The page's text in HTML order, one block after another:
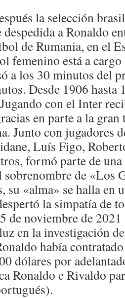
la selección
despedida a Ronaldo
de Rumania, en el
femenino está a
a los 30 minutos del
Desde 1906 hasta
con el Inter
en parte a la
Junto con jugadores
Luís Figo,
formó parte de
de «Los
su «alma» se halla en
la simpatía de
de noviembre de
en la investigación
había
dólares por
Ronaldo e Rivaldo